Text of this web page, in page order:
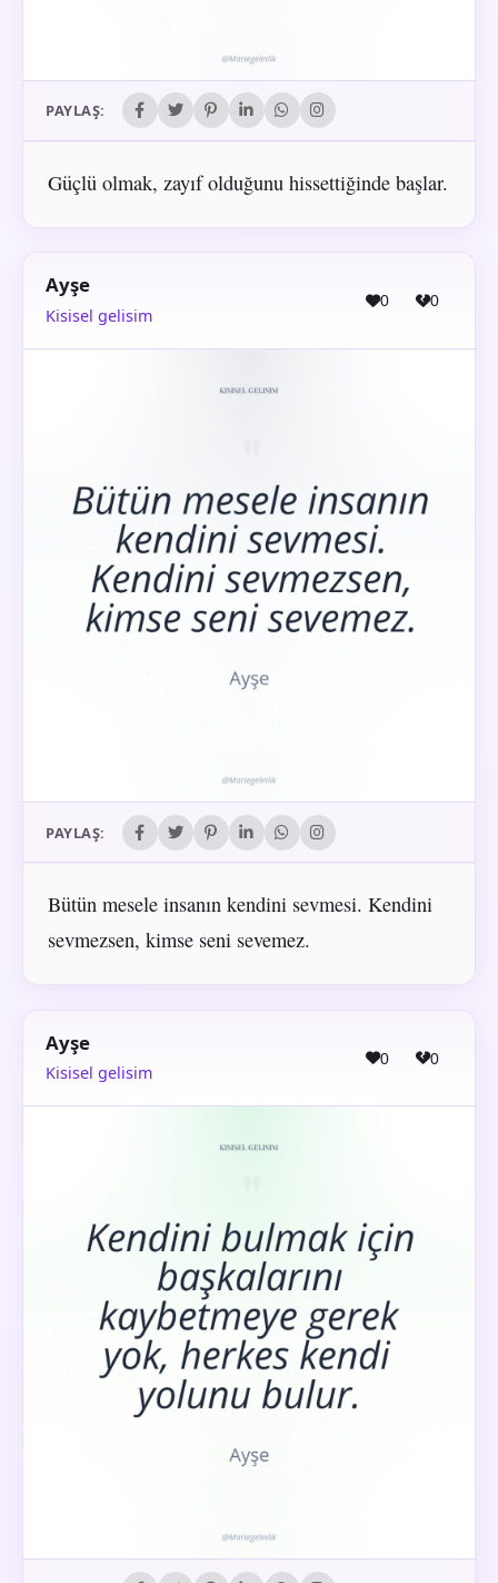
PAYLAŞ:
Güçlü olmak, zayıf olduğunu hissettiğinde başlar.
Ayşe
Kisisel gelisim
0 0
PAYLAŞ:
Bütün mesele insanın kendini sevmesi. Kendini
sevmezsen, kimse seni sevemez.
Ayşe
Kisisel gelisim
0 0